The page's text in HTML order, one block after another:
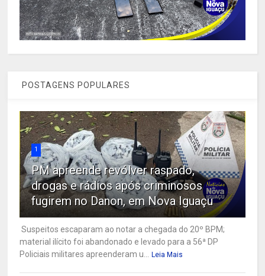
POSTAGENS POPULARES
1
PM apreende revólver raspado,
drogas e rádios após criminosos
fugirem no Danon, em Nova Iguaçu
Suspeitos escaparam ao notar a chegada do 20º BPM;
material ilícito foi abandonado e levado para a 56ª DP
Policiais militares apreenderam u...
Leia Mais